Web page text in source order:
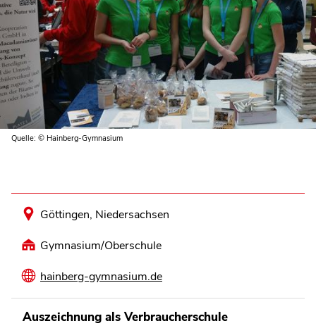
Quelle: © Hainberg-Gymnasium
Göttingen, Niedersachsen
Gymnasium/Oberschule
hainberg-gymnasium.de
Auszeichnung als Verbraucherschule